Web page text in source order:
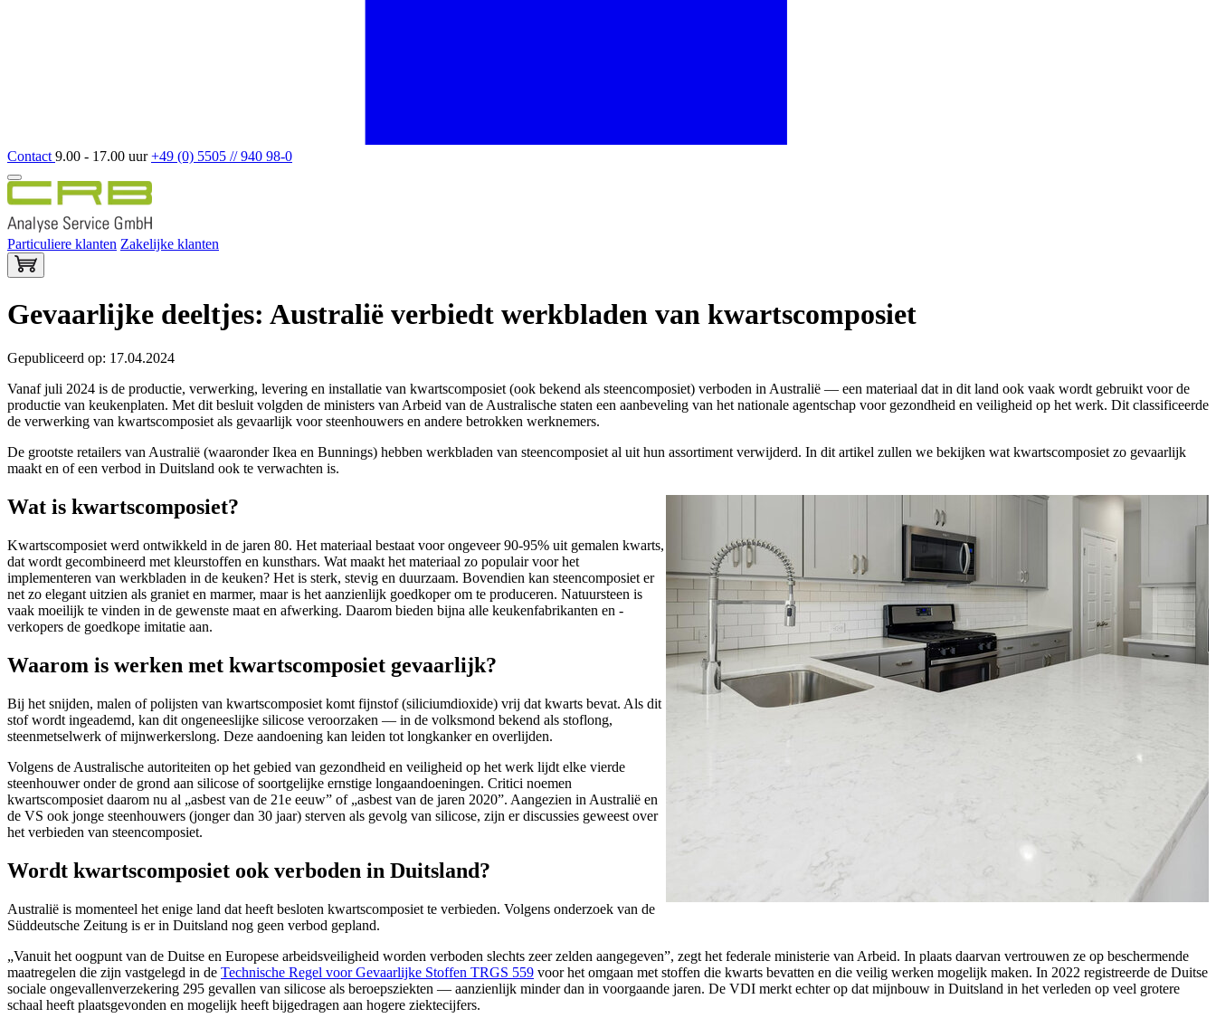
Contact 9.00 - 17.00 uur+49 (0) 5505 // 940 98-0
Particuliere klanten Zakelijke klanten
Gevaarlijke deeltjes: Australië verbiedt werkbladen van kwartscomposiet
Gepubliceerd op: 17.04.2024
Vanaf juli 2024 is de productie, verwerking, levering en installatie van kwartscomposiet (ook bekend als steencomposiet) verboden in Australië — een materiaal dat in dit land ook vaak wordt gebruikt voor de
productie van keukenplaten. Met dit besluit volgden de ministers van Arbeid van de Australische staten een aanbeveling van het nationale agentschap voor gezondheid en veiligheid op het werk. Dit classificeerde
de verwerking van kwartscomposiet als gevaarlijk voor steenhouwers en andere betrokken werknemers.
De grootste retailers van Australië (waaronder Ikea en Bunnings) hebben werkbladen van steencomposiet al uit hun assortiment verwijderd. In dit artikel zullen we bekijken wat kwartscomposiet zo gevaarlijk
maakt en of een verbod in Duitsland ook te verwachten is.
Wat is kwartscomposiet?
Kwartscomposiet werd ontwikkeld in de jaren 80. Het materiaal bestaat voor ongeveer 90-95% uit gemalen kwarts,
dat wordt gecombineerd met kleurstoffen en kunsthars. Wat maakt het materiaal zo populair voor het
implementeren van werkbladen in de keuken? Het is sterk, stevig en duurzaam. Bovendien kan steencomposiet er
net zo elegant uitzien als graniet en marmer, maar is het aanzienlijk goedkoper om te produceren. Natuursteen is
vaak moeilijk te vinden in de gewenste maat en afwerking. Daarom bieden bijna alle keukenfabrikanten en -
verkopers de goedkope imitatie aan.
Waarom is werken met kwartscomposiet gevaarlijk?
Bij het snijden, malen of polijsten van kwartscomposiet komt fijnstof (siliciumdioxide) vrij dat kwarts bevat. Als dit
stof wordt ingeademd, kan dit ongeneeslijke silicose veroorzaken — in de volksmond bekend als stoflong,
steenmetselwerk of mijnwerkerslong. Deze aandoening kan leiden tot longkanker en overlijden.
Volgens de Australische autoriteiten op het gebied van gezondheid en veiligheid op het werk lijdt elke vierde
steenhouwer onder de grond aan silicose of soortgelijke ernstige longaandoeningen. Critici noemen
kwartscomposiet daarom nu al „asbest van de 21e eeuw” of „asbest van de jaren 2020”. Aangezien in Australië en
de VS ook jonge steenhouwers (jonger dan 30 jaar) sterven als gevolg van silicose, zijn er discussies geweest over
het verbieden van steencomposiet.
Wordt kwartscomposiet ook verboden in Duitsland?
Australië is momenteel het enige land dat heeft besloten kwartscomposiet te verbieden. Volgens onderzoek van de
Süddeutsche Zeitung is er in Duitsland nog geen verbod gepland.
„Vanuit het oogpunt van de Duitse en Europese arbeidsveiligheid worden verboden slechts zeer zelden aangegeven”, zegt het federale ministerie van Arbeid. In plaats daarvan vertrouwen ze op beschermende
maatregelen die zijn vastgelegd in de Technische Regel voor Gevaarlijke Stoffen TRGS 559 voor het omgaan met stoffen die kwarts bevatten en die veilig werken mogelijk maken. In 2022 registreerde de Duitse
sociale ongevallenverzekering 295 gevallen van silicose als beroepsziekten — aanzienlijk minder dan in voorgaande jaren. De VDI merkt echter op dat mijnbouw in Duitsland in het verleden op veel grotere
schaal heeft plaatsgevonden en mogelijk heeft bijgedragen aan hogere ziektecijfers.